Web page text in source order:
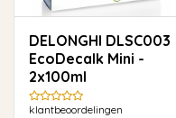
DELONGHI DLSC003
EcoDecalk Mini -
2x100ml
klantbeoordelingen